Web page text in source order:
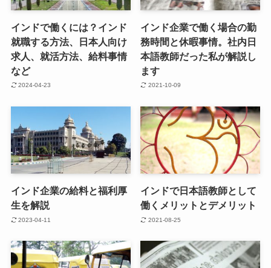
インドで働くには？インド
就職する方法、日本人向け
求人、就活方法、給料事情
など
2024-04-23
インド企業で働く場合の勤
務時間と休暇事情。社内日
本語教師だった私が解説し
ます
2021-10-09
インド企業の給料と福利厚
生を解説
2023-04-11
インドで日本語教師として
働くメリットとデメリット
2021-08-25